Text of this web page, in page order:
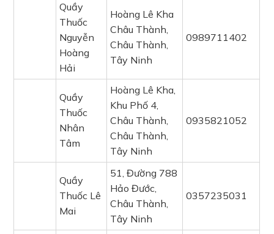
Quầy
Thuốc
Nguyễn
Hoàng
Hải
Hoàng Lê Kha
Châu Thành,
Châu Thành,
Tây Ninh
0989711402
Quầy
Thuốc
Nhân
Tâm
Hoàng Lê Kha,
Khu Phố 4,
Châu Thành,
Châu Thành,
Tây Ninh
0935821052
Quầy
Thuốc Lê
Mai
51, Đường 788
Hảo Đước,
Châu Thành,
Tây Ninh
0357235031